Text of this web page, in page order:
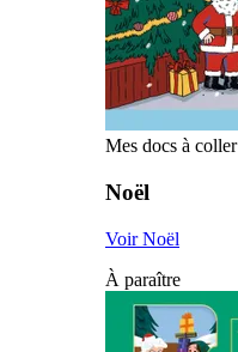
Mes docs à coller
Noël
Voir Noël
À paraître